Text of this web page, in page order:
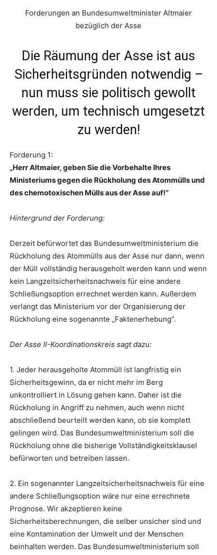
Forderungen an Bundesumweltminister Altmaier
bezüglich der Asse
Die Räumung der Asse ist aus
Sicherheitsgründen notwendig –
nun muss sie politisch gewollt
werden, um technisch umgesetzt
zu werden!
Forderung 1:
„Herr Altmaier, geben Sie die Vorbehalte Ihres
Ministeriums gegen die Rückholung des Atommülls und
des chemotoxischen Mülls aus der Asse auf!“
Hintergrund der Forderung:
Derzeit befürwortet das Bundesumweltministerium die
Rückholung des Atommülls aus der Asse nur dann, wenn
der Müll vollständig herausgeholt werden kann und wenn
kein Langzeitsicherheitsnachweis für eine andere
Schließungsoption errechnet werden kann. Außerdem
verlangt das Ministerium vor der Organisierung der
Rückholung eine sogenannte „Faktenerhebung”.
Der Asse II-Koordinationskreis sagt dazu:
1. Jeder herausgeholte Atommüll ist langfristig ein
Sicherheitsgewinn, da er nicht mehr im Berg
unkontrolliert in Lösung gehen kann. Daher ist die
Rückholung in Angriff zu nehmen, auch wenn nicht
abschließend beurteilt werden kann, ob sie komplett
gelingen wird. Das Bundesumweltministerium soll die
Rückholung ohne die bisherige Vollständigkeitsklausel
befürworten und betreiben lassen.
2. Ein sogenannter Langzeitsicherheitsnachweis für eine
andere Schließungsoption wäre nur eine errechnete
Prognose. Wir akzeptieren keine
Sicherheitsberechnungen, die selber unsicher sind und
eine Kontamination der Umwelt und der Menschen
beinhalten werden. Das Bundesumweltministerium soll